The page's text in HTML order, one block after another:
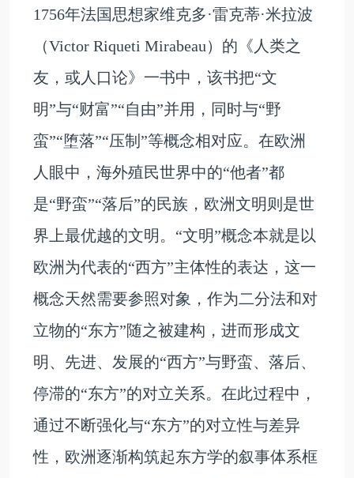
1756年法国思想家维克多·雷克蒂·米拉波
（Victor Riqueti Mirabeau）的《人类之
友，或人口论》一书中，该书把“文
明”与“财富”“自由”并用，同时与“野
蛮”“堕落”“压制”等概念相对应。在欧洲
人眼中，海外殖民世界中的“他者”都
是“野蛮”“落后”的民族，欧洲文明则是世
界上最优越的文明。“文明”概念本就是以
欧洲为代表的“西方”主体性的表达，这一
概念天然需要参照对象，作为二分法和对
立物的“东方”随之被建构，进而形成文
明、先进、发展的“西方”与野蛮、落后、
停滞的“东方”的对立关系。在此过程中，
通过不断强化与“东方”的对立性与差异
性，欧洲逐渐构筑起东方学的叙事体系框